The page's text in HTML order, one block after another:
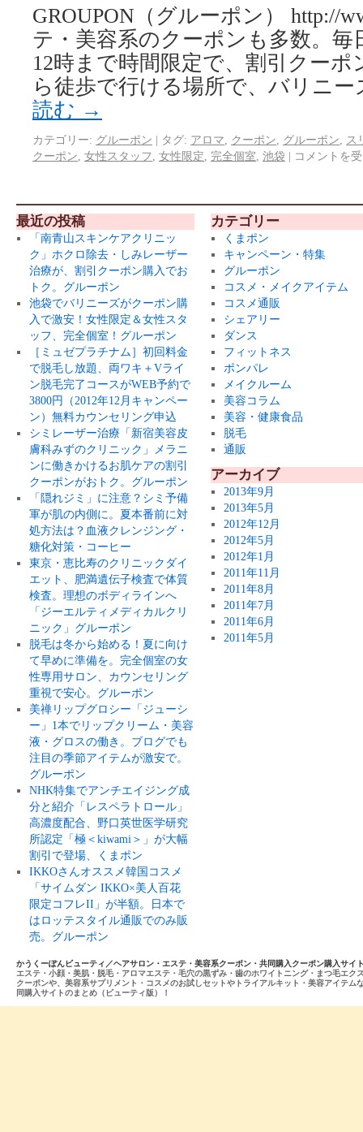
GROUPON（グルーポン） http://
テ・美容系のクーポンも多数。毎
12時まで時間限定で、割引クーポ
ら徒歩で行ける場所で、バリニ
読む →
カテゴリー: グルーポン | タグ: アロマ クーポン グルーポン
ス
クーポン 女性スタッフ 女性限定 完全個室 池袋 | コメントを
最近の投稿
「南青山スキンケアクリニッ
ク」ホクロ除去・しみレーザー
治療が、割引クーポン購入でお
トク。グルーポン
池袋でバリニーズがクーポン購
入で激安！女性限定＆女性スタ
ッフ、完全個室！グルーポン
［ミュゼプラチナム］初回料金
で脱毛し放題、両ワキ＋Vライ
ン脱毛完了コースがWEB予約で
3800円（2012年12月キャンペー
ン）無料カウンセリング申込
シミレーザー治療「新宿美容皮
膚科みずのクリニック」メラニ
ンに働きかけるお肌ケアの割引
クーポンがおトク。グルーポン
「隠れジミ」に注意？シミ予備
軍が肌の内側に。夏本番前に対
処方法は？血液クレンジング・
糖化対策・コーヒー
東京・恵比寿のクリニックダイ
エット、肥満遺伝子検査で体質
検査。理想のボディラインへ
「ジーエルティメディカルクリ
ニック」グルーポン
脱毛は冬から始める！夏に向け
て早めに準備を。完全個室の女
性専用サロン、カウンセリング
重視で安心。グルーポン
美禅リップグロシー「ジューシ
ー」1本でリップクリーム・美容
液・グロスの働き。ブログでも
注目の季節アイテムが激安で。
グルーポン
NHK特集でアンチエイジング成
分と紹介「レスペラトロール」
高濃度配合、野口英世医学研究
所認定「極＜kiwami＞」が大幅
割引で登場、くまポン
IKKOさんオススメ韓国コスメ
「サイムダン IKKO×美人百花
限定コフレII」が半額。日本で
はロッテスタイル通販でのみ販
売。グルーポン
カテゴリー
くまポン
キャンペーン・特集
グルーポン
コスメ・メイクアイテム
コスメ通販
シェアリー
ダンス
フィットネス
ポンパレ
メイクルーム
美容コラム
美容・健康食品
脱毛
通販
アーカイブ
2013年9月
2013年5月
2012年12月
2012年5月
2012年1月
2011年11月
2011年8月
2011年7月
2011年6月
2011年5月
かうくーぽんビューティ／ヘアサロン・エステ・美容系クーポン・共同購入クーポン購入サイ
エステ・小顔・美肌・脱毛・アロマエステ・毛穴の黒ずみ・歯のホワイトニング・まつ毛エ
クーポンや、美容系サプリメント・コスメのお試しセットやトライアルキット・美容アイテ
同購入サイトのまとめ（ビューティ版）！